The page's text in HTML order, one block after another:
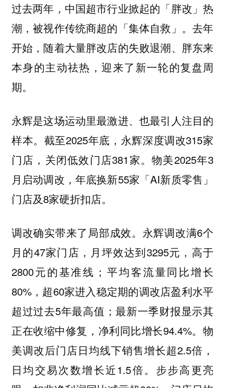
过去两年，中国超市行业掀起的「胖改」热
潮，被视作传统商超的「集体自救」。去年
开始，随着大量胖改店的失败退潮、胖东来
本身的主动祛热，迎来了新一轮的复盘周
期。
永辉是这场运动里最激进、也最引人注目的
样本。截至2025年底，永辉深度调改315家
门店，关闭低效门店381家。物美2025年3
月启动调改，年底换新55家「AI新质零售」
门店及8家硬折扣店。
调改确实带来了局部成效。永辉调改满6个
月的47家门店，月坪效达到3295元，高于
2800元的基准线；平均客流量同比增长
80%，超60家进入稳定期的调改店盈利水平
超过过去5年最高值；最新一季财报显示其
正在收缩中修复，净利同比增长94.4%。物
美调改后门店日均线下销售增长超2.5倍，
日均交易次数增长近1.5倍。步步高更亮